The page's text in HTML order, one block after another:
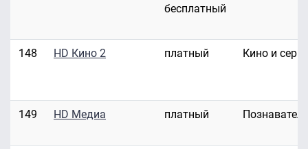
бесплатный
148 HD Кино 2 платный Кино и
149 HD Медиа платный